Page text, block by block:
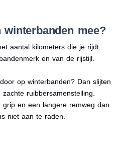
winterbanden mee?
aantal kilometers die je rijdt.
en van de rijstijl.
op winterbanden? Dan slijten
ruibbersamenstelling.
en een langere remweg dan
niet aan te raden.